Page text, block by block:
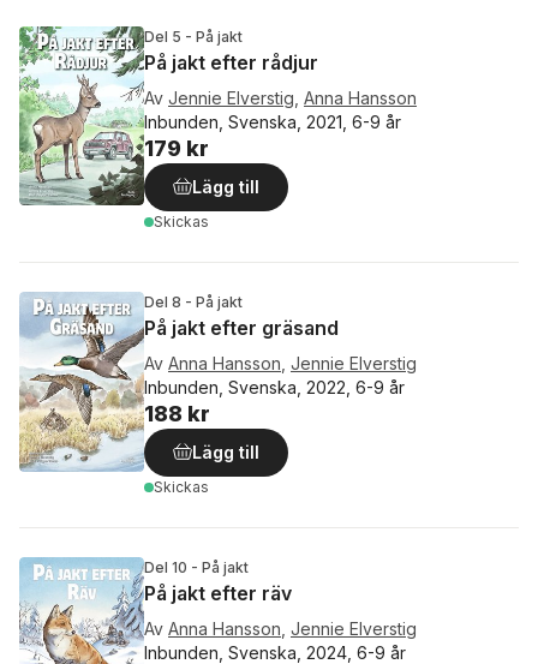
Del 5 - På jakt
På jakt efter rådjur
Av Jennie Elverstig Anna Hansson
Inbunden, Svenska, 2021, 6-9 år
179 kr
Lägg till
Skickas
Del 8 - På jakt
På jakt efter gräsand
Av Anna Hansson Jennie Elverstig
Inbunden, Svenska, 2022, 6-9 år
188 kr
Lägg till
Skickas
Del 10 - På jakt
På jakt efter räv
Av Anna Hansson Jennie Elverstig
Inbunden, Svenska, 2024, 6-9 år